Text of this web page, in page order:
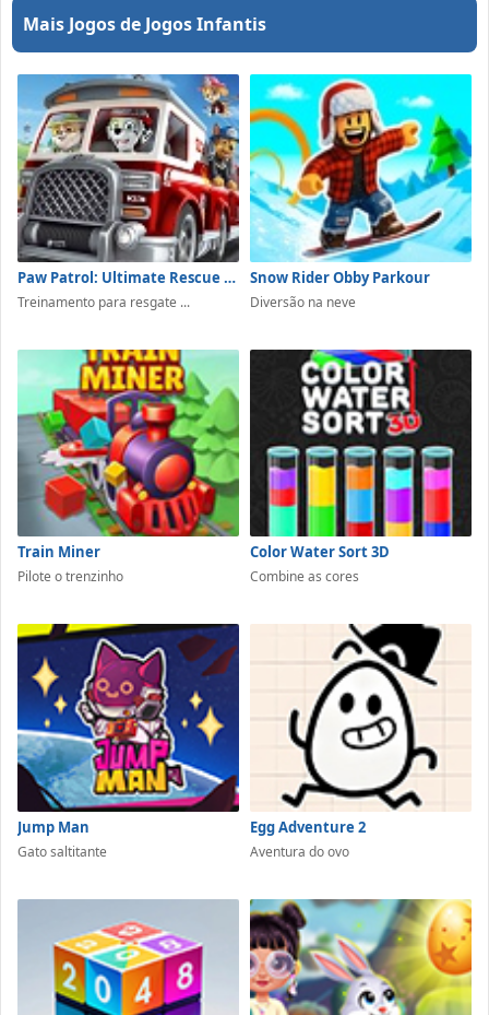
Mais Jogos de Jogos Infantis
Paw Patrol: Ultimate Rescue - Marshall's Fire Pup Team
Treinamento para resgate ...
Snow Rider Obby Parkour
Diversão na neve
Train Miner
Pilote o trenzinho
Color Water Sort 3D
Combine as cores
Jump Man
Gato saltitante
Egg Adventure 2
Aventura do ovo